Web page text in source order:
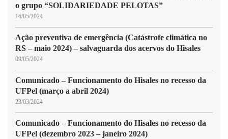
o grupo “SOLIDARIEDADE PELOTAS”
16/05/2024
Ação preventiva de emergência (Catástrofe climática no
RS – maio 2024) – salvaguarda dos acervos do Hisales
09/05/2024
Comunicado – Funcionamento do Hisales no recesso da
UFPel (março a abril 2024)
23/03/2024
Comunicado – Funcionamento do Hisales no recesso da
UFPel (dezembro 2023 – janeiro 2024)